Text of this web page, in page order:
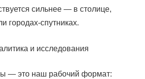
сильнее — в столице,
городах-спутниках.
и исследования
— это наш рабочий формат: